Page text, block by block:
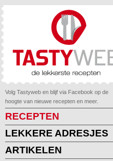
Volg Tastyweb en blijf via Facebook op de
hoogte van nieuwe recepten en meer.
RECEPTEN
LEKKERE ADRESJES
ARTIKELEN